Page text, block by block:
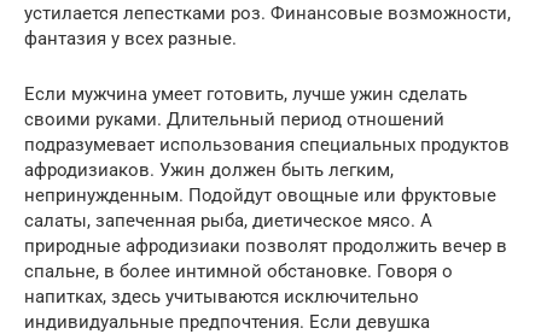
устилается лепестками роз. Финансовые возможности,
фантазия у всех разные.
Если мужчина умеет готовить, лучше ужин сделать
своими руками. Длительный период отношений
подразумевает использования специальных продуктов
афродизиаков. Ужин должен быть легким,
непринужденным. Подойдут овощные или фруктовые
салаты, запеченная рыба, диетическое мясо. А
природные афродизиаки позволят продолжить вечер в
спальне, в более интимной обстановке. Говоря о
напитках, здесь учитываются исключительно
индивидуальные предпочтения. Если девушка